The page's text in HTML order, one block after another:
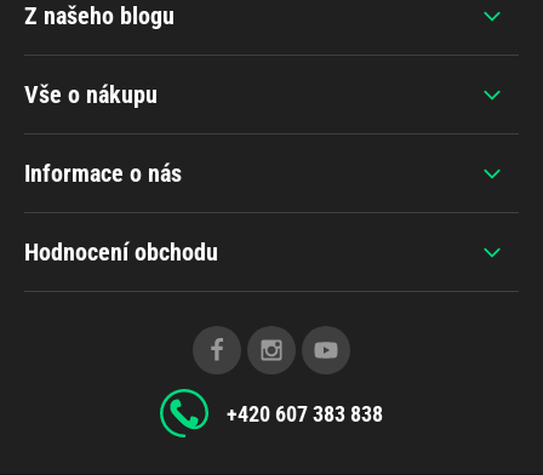
Vše o nákupu
Informace o nás
Hodnocení obchodu
+420 607 383 838
Z našeho blogu